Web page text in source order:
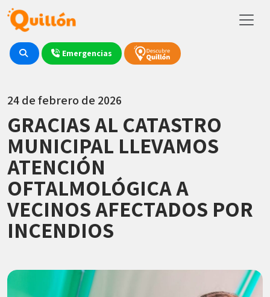
Emergencias
24 de febrero de 2026
GRACIAS AL CATASTRO
MUNICIPAL LLEVAMOS
ATENCIÓN
OFTALMOLÓGICA A
VECINOS AFECTADOS POR
INCENDIOS